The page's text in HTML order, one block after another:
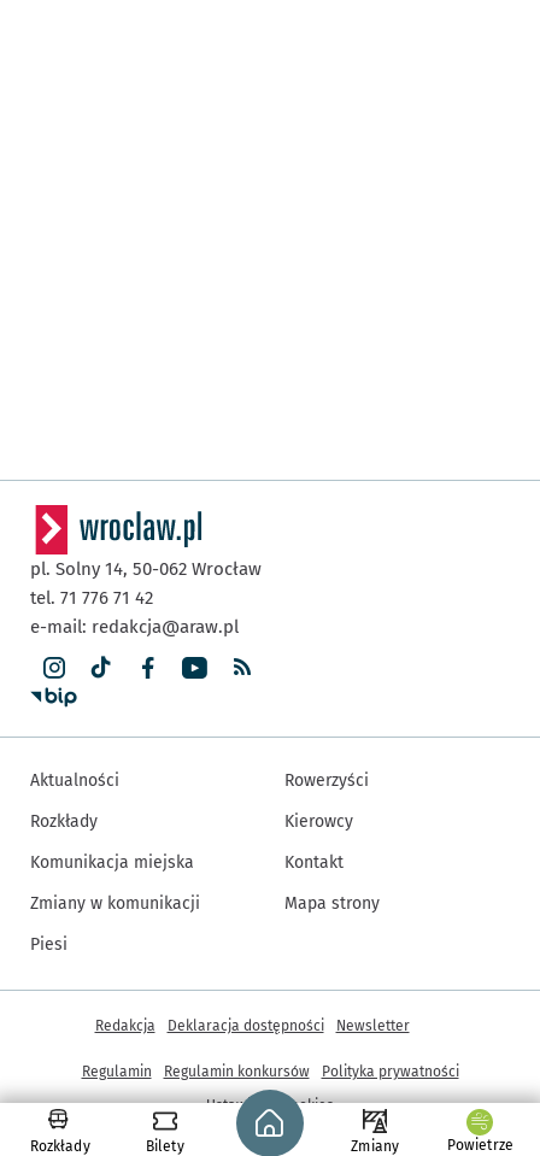
Rozkłady Bilety
Strona główna - wroclaw.pl
Zmiany Powietrze
pl. Solny 14, 50-062 Wrocław
tel. 71 776 71 42
e-mail: redakcja@araw.pl
Aktualności
Rozkłady
Komunikacja miejska
Zmiany w komunikacji
Piesi
Rowerzyści
Kierowcy
Kontakt
Mapa strony
© Copyright 2005-2026, ARAW S.A., Gmina Wrocław
Inne informacje
Redakcja Deklaracja dostępności Newsletter
Regulamin Regulamin konkursów
Polityka prywatności
Ustawienia cookies